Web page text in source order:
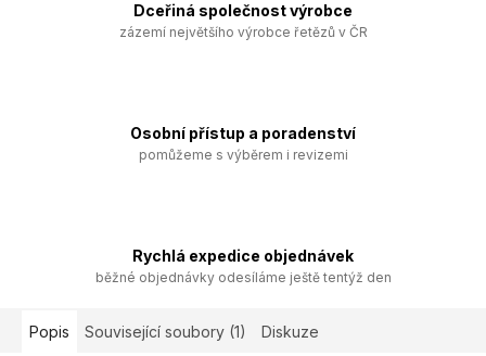
Dceřiná společnost výrobce
zázemí největšího výrobce řetězů v ČR
Osobní přístup a poradenství
pomůžeme s výběrem i revizemi
Rychlá expedice objednávek
běžné objednávky odesíláme ještě tentýž den
Popis Související soubory (1) Diskuze